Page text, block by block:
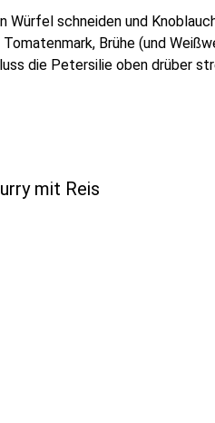
Würfel schneiden und
Brühe (und
die Petersilie oben drüber
mit Reis